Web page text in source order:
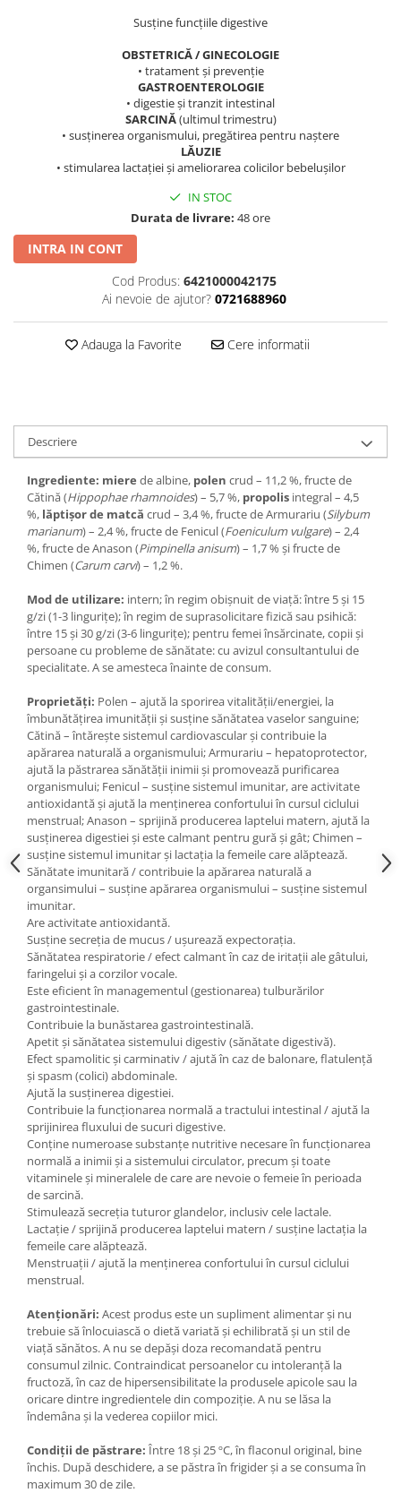
REMEDII NATURISTE
Susține funcțiile digestive
OBSTETRICĂ / GINECOLOGIE
• tratament și prevenție
GASTROENTEROLOGIE
• digestie și tranzit intestinal
SARCINĂ(ultimul trimestru)
• susținerea organismului, pregătirea pentru naștere
LĂUZIE
• stimularea lactației și ameliorarea colicilor bebelușilor
IN STOC
Durata de livrare: 48 ore
INTRA IN CONT
Cod Produs: 6421000042175
Ai nevoie de ajutor? 0721688960
Adauga la Favorite Cere informatii
Descriere
Ingrediente: miere de albine, polen crud – 11,2 %, fructe de
Cătină (Hippophae rhamnoides) – 5,7 %, propolis integral – 4,5
%, lăptișor de matcă crud – 3,4 %, fructe de Armurariu (Silybum
marianum) – 2,4 %, fructe de Fenicul (Foeniculum vulgare) – 2,4
%, fructe de Anason (Pimpinella anisum) – 1,7 % și fructe de
Chimen (Carum carvi) – 1,2 %.
Mod de utilizare: intern; în regim obișnuit de viață: între 5 și 15
g/zi (1-3 lingurițe); în regim de suprasolicitare fizică sau psihică:
între 15 și 30 g/zi (3-6 lingurițe); pentru femei însărcinate, copii și
persoane cu probleme de sănătate: cu avizul consultantului de
specialitate. A se amesteca înainte de consum.
Proprietăți: Polen – ajută la sporirea vitalității/energiei, la
îmbunătățirea imunității și susține sănătatea vaselor sanguine;
Cătină – întărește sistemul cardiovascular și contribuie la
apărarea naturală a organismului; Armurariu – hepatoprotector,
ajută la păstrarea sănătății inimii și promovează purificarea
organismului; Fenicul – susține sistemul imunitar, are activitate
antioxidantă și ajută la menținerea confortului în cursul ciclului
menstrual; Anason – sprijină producerea laptelui matern, ajută la
susținerea digestiei și este calmant pentru gură și gât; Chimen –
susține sistemul imunitar și lactația la femeile care alăptează.
Sănătate imunitară / contribuie la apărarea naturală a
organsimului – susține apărarea organismului – susține sistemul
imunitar.
Are activitate antioxidantă.
Susține secreția de mucus / ușurează expectorația.
Sănătatea respiratorie / efect calmant în caz de iritații ale gâtului,
faringelui și a corzilor vocale.
Este eficient în managementul (gestionarea) tulburărilor
gastrointestinale.
Contribuie la bunăstarea gastrointestinală.
Apetit și sănătatea sistemului digestiv (sănătate digestivă).
Efect spamolitic și carminativ / ajută în caz de balonare, flatulență
și spasm (colici) abdominale.
Ajută la susținerea digestiei.
Contribuie la funcționarea normală a tractului intestinal / ajută la
sprijinirea fluxului de sucuri digestive.
Conține numeroase substanțe nutritive necesare în funcționarea
normală a inimii și a sistemului circulator, precum și toate
vitaminele și mineralele de care are nevoie o femeie în perioada
de sarcină.
Stimulează secreția tuturor glandelor, inclusiv cele lactale.
Lactație / sprijină producerea laptelui matern / susține lactația la
femeile care alăptează.
Menstruații / ajută la menținerea confortului în cursul ciclului
menstrual.
Atenționări: Acest produs este un supliment alimentar și nu
trebuie să înlocuiască o dietă variată și echilibrată și un stil de
viață sănătos. A nu se depăși doza recomandată pentru
consumul zilnic. Contraindicat persoanelor cu intoleranță la
fructoză, în caz de hipersensibilitate la produsele apicole sau la
oricare dintre ingredientele din compoziție. A nu se lăsa la
îndemâna și la vederea copiilor mici.
Condiții de păstrare: Între 18 și 25 ºC, în flaconul original, bine
închis. După deschidere, a se păstra în frigider și a se consuma în
maximum 30 de zile.